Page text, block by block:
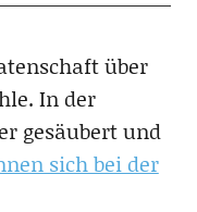
über
In der
gesäubert und
sich bei der